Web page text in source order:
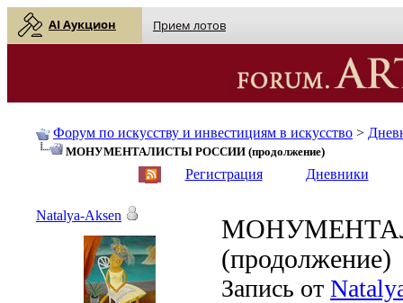
AI Аукцион Прием лотов
Форум по искусству и инвестициям в искусство >
МОНУМЕНТАЛИСТЫ РОССИИ (продолжение)
Регистрация Дневники
(продолжение)
Запись от
Natalya-Aksen